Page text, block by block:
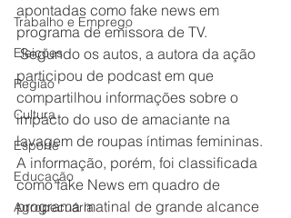
Trabalho e Emprego
Eleições
Região
Cultura
Esporte
Educação
Agropecuária
apontadas como fake news em
programa de emissora de TV.
Segundo os autos, a autora da ação
participou de podcast em que
compartilhou informações sobre o
impacto do uso de amaciante na
lavagem de roupas íntimas femininas.
A informação, porém, foi classificada
como fake News em quadro de
programa matinal de grande alcance